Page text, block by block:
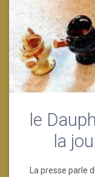
le
la
La presse parle